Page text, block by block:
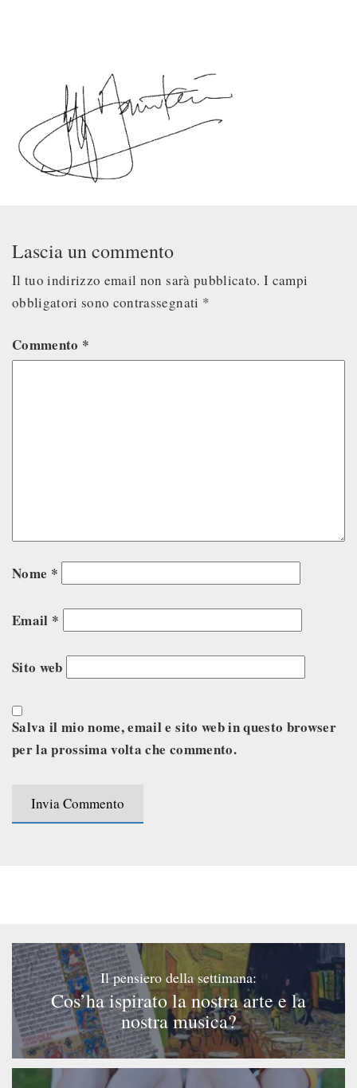
Lascia un commento
Il tuo indirizzo email non sarà pubblicato. I campi
obbligatori sono contrassegnati *
Commento *
Nome *
Email *
Sito web
Salva il mio nome, email e sito web in questo browser
per la prossima volta che commento.
Il pensiero della settimana:
Cos’ha ispirato la nostra arte e la
nostra musica?